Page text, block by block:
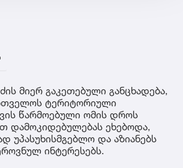
მიერ გაკეთებული განცხადება,
ტერიტორიული
წარმოებული ომის დროს
დამოკიდებულებას ეხებოდა,
უპასუხისმგებლო და აზიანებს
ინტერესებს.